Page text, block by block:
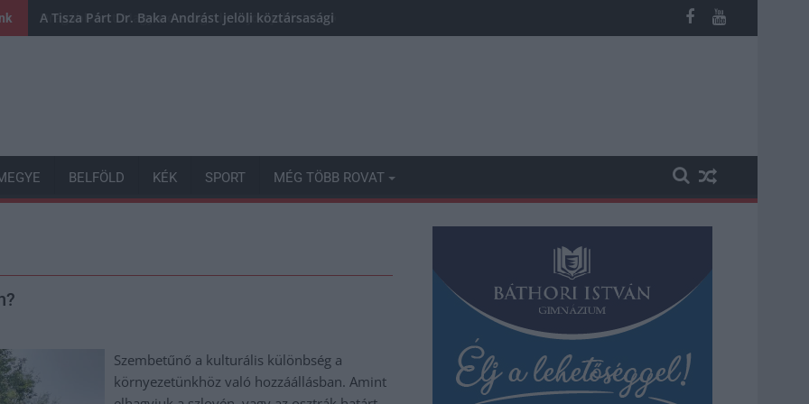
A Tisza Párt Dr. Baka Andrást jelöli köztársasági elnöknek
BELFÖLD KÉK SPORT MÉG TÖBB ROVAT
Szembetűnő a kulturális különbség a
környezetünkhöz való hozzáállásban. Amint